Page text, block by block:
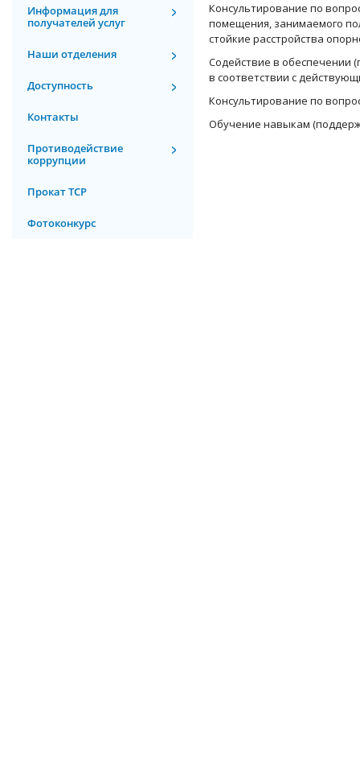
Информация для
получателей услуг
Наши отделения
Доступность
Контакты
Противодействие
коррупции
Прокат ТСР
Фотоконкурс
Консультирование по
помещения, занимаемого
стойкие расстройства
Содействие в обеспечении
в соответствии с
Консультирование по
Обучение навыкам